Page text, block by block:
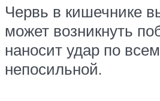
Червь в кишечнике
может возникнуть
наносит удар по
непосильной.